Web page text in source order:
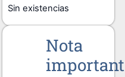
Sin existencias
Nota